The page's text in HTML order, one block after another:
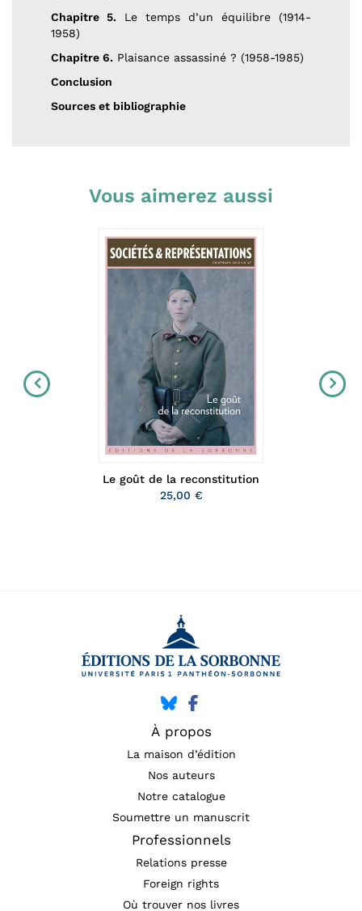
Chapitre 5. Le temps d’un équilibre (1914-
1958)
Chapitre 6. Plaisance assassiné ? (1958-1985)
Conclusion
Sources et bibliographie
Vous aimerez aussi
Le goût de la reconstitution
25,00 €
À propos
La maison d’édition
Nos auteurs
Notre catalogue
Soumettre un manuscrit
Professionnels
Relations presse
Foreign rights
Où trouver nos livres